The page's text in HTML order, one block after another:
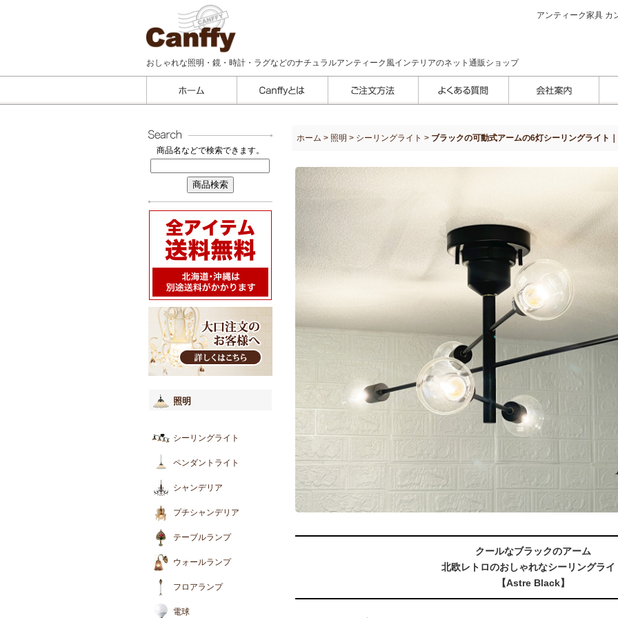
アンティーク家具 カ
おしゃれな照明・鏡・時計・ラグなどのナチュラルアンティーク風インテリアのネット通販ショップ
商品名などで検索できます。
照明
シーリングライト
ペンダントライト
シャンデリア
プチシャンデリア
テーブルランプ
ウォールランプ
フロアランプ
電球
ホーム > 照明 > シーリングライト > ブラックの可動式アームの6灯シーリングライト
クールなブラックのアーム
北欧レトロのおしゃれなシーリングライ
【Astre Black】